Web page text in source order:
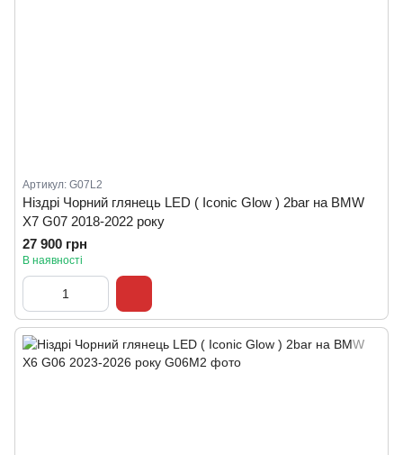
Артикул: G07L2
Ніздрі Чорний глянець LED ( Iconic Glow ) 2bar на BMW
X7 G07 2018-2022 року
27 900 грн
В наявності